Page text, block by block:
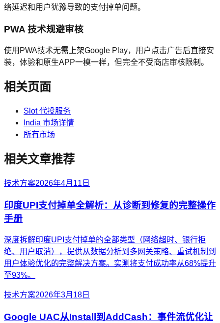
络延迟和用户犹豫导致的支付掉单问题。
PWA 技术规避审核
使用PWA技术无需上架Google Play，用户点击广告后直接安
装，体验和原生APP一模一样，但完全不受商店审核限制。
相关页面
Slot 代投服务
India 市场详情
所有市场
相关文章推荐
技术方案2026年4月11日
印度UPI支付掉单全解析：从诊断到修复的完整操作
手册
深度拆解印度UPI支付掉单的全部类型（网络超时、银行拒
绝、用户取消），提供从数据分析到多网关策略、重试机制到
用户体验优化的完整解决方案。实测将支付成功率从68%提升
至93%。
技术方案2026年3月18日
Google UAC从Install到AddCash：事件流优化让